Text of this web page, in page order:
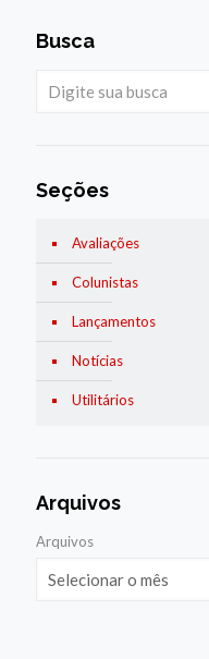
Busca
Seções
Avaliações
Colunistas
Lançamentos
Notícias
Utilitários
Arquivos
Arquivos